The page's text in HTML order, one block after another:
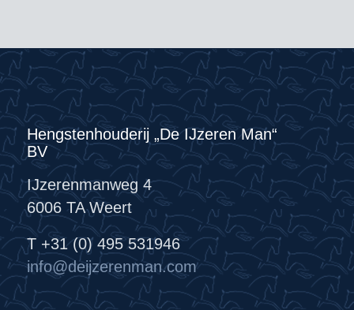
Hengstenhouderij „De IJzeren Man“
BV
IJzerenmanweg 4
6006 TA Weert
T +31 (0) 495 531946
info@deijzerenman.com